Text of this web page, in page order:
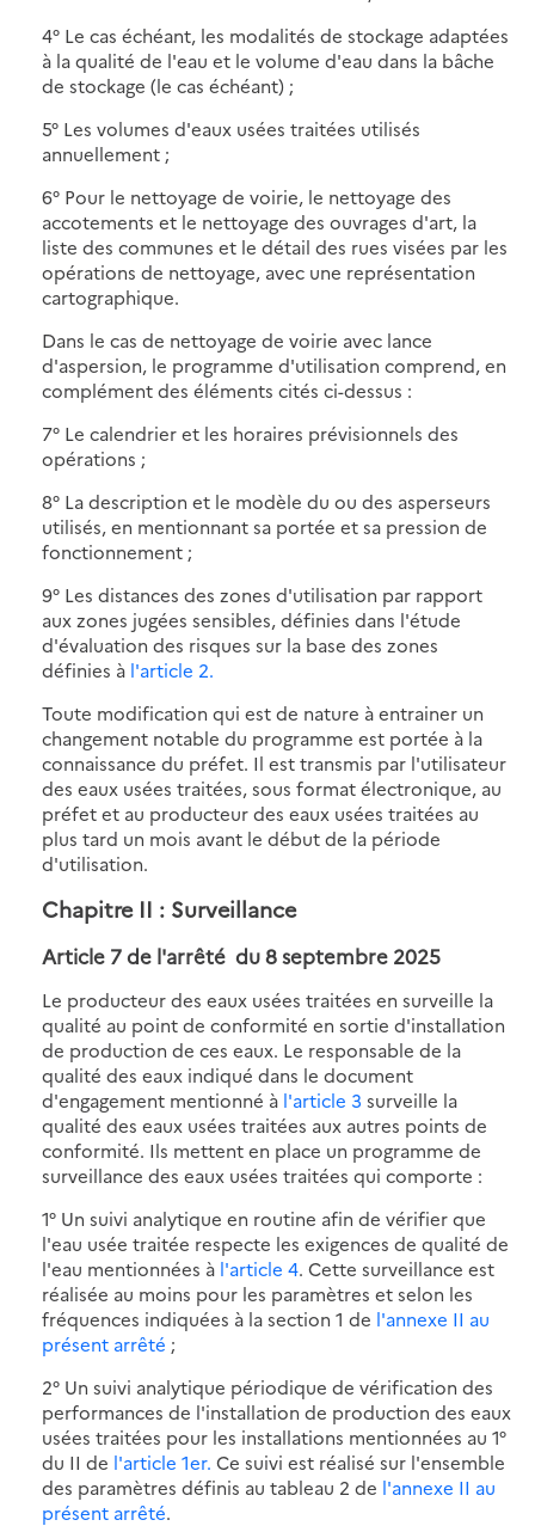
4° Le cas échéant, les modalités de stockage adaptées
à la qualité de l'eau et le volume d'eau dans la bâche
de stockage (le cas échéant) ;
5° Les volumes d'eaux usées traitées utilisés
annuellement ;
6° Pour le nettoyage de voirie, le nettoyage des
accotements et le nettoyage des ouvrages d'art, la
liste des communes et le détail des rues visées par les
opérations de nettoyage, avec une représentation
cartographique.
Dans le cas de nettoyage de voirie avec lance
d'aspersion, le programme d'utilisation comprend, en
complément des éléments cités ci-dessus :
7° Le calendrier et les horaires prévisionnels des
opérations ;
8° La description et le modèle du ou des asperseurs
utilisés, en mentionnant sa portée et sa pression de
fonctionnement ;
9° Les distances des zones d'utilisation par rapport
aux zones jugées sensibles, définies dans l'étude
d'évaluation des risques sur la base des zones
définies à l'article 2.
Toute modification qui est de nature à entrainer un
changement notable du programme est portée à la
connaissance du préfet. Il est transmis par l'utilisateur
des eaux usées traitées, sous format électronique, au
préfet et au producteur des eaux usées traitées au
plus tard un mois avant le début de la période
d'utilisation.
Chapitre II : Surveillance
Article 7 de l'arrêté du 8 septembre 2025
Le producteur des eaux usées traitées en surveille la
qualité au point de conformité en sortie d'installation
de production de ces eaux. Le responsable de la
qualité des eaux indiqué dans le document
d'engagement mentionné à l'article 3 surveille la
qualité des eaux usées traitées aux autres points de
conformité. Ils mettent en place un programme de
surveillance des eaux usées traitées qui comporte :
1° Un suivi analytique en routine afin de vérifier que
l'eau usée traitée respecte les exigences de qualité de
l'eau mentionnées à l'article 4. Cette surveillance est
réalisée au moins pour les paramètres et selon les
fréquences indiquées à la section 1 de l'annexe II au
présent arrêté ;
2° Un suivi analytique périodique de vérification des
performances de l'installation de production des eaux
usées traitées pour les installations mentionnées au 1°
du II de l'article 1er. Ce suivi est réalisé sur l'ensemble
des paramètres définis au tableau 2 de l'annexe II au
présent arrêté.